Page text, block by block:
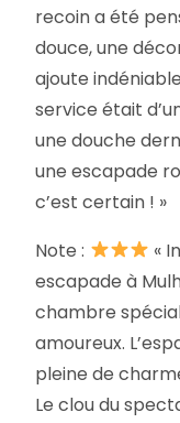
recoin a été
douce, une
ajoute
service était
une douche
une escapade
c’est certain ! »
Note :
«
escapade à
chambre
amoureux.
pleine de
Le clou du